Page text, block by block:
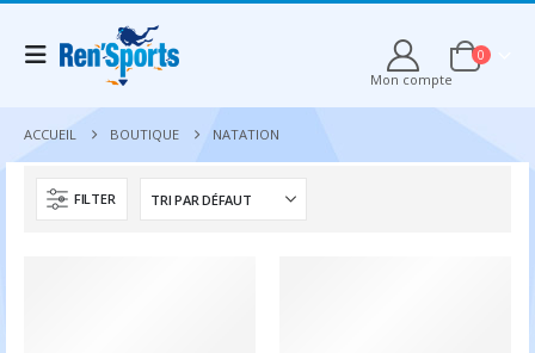
Mon compte
0
ACCUEIL BOUTIQUE NATATION
FILTER